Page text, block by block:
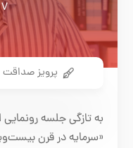
۷ بهمن ۱۳۹۳
پرویز صداقت
به تازگی جلسه‌
«سرمایه در قرن